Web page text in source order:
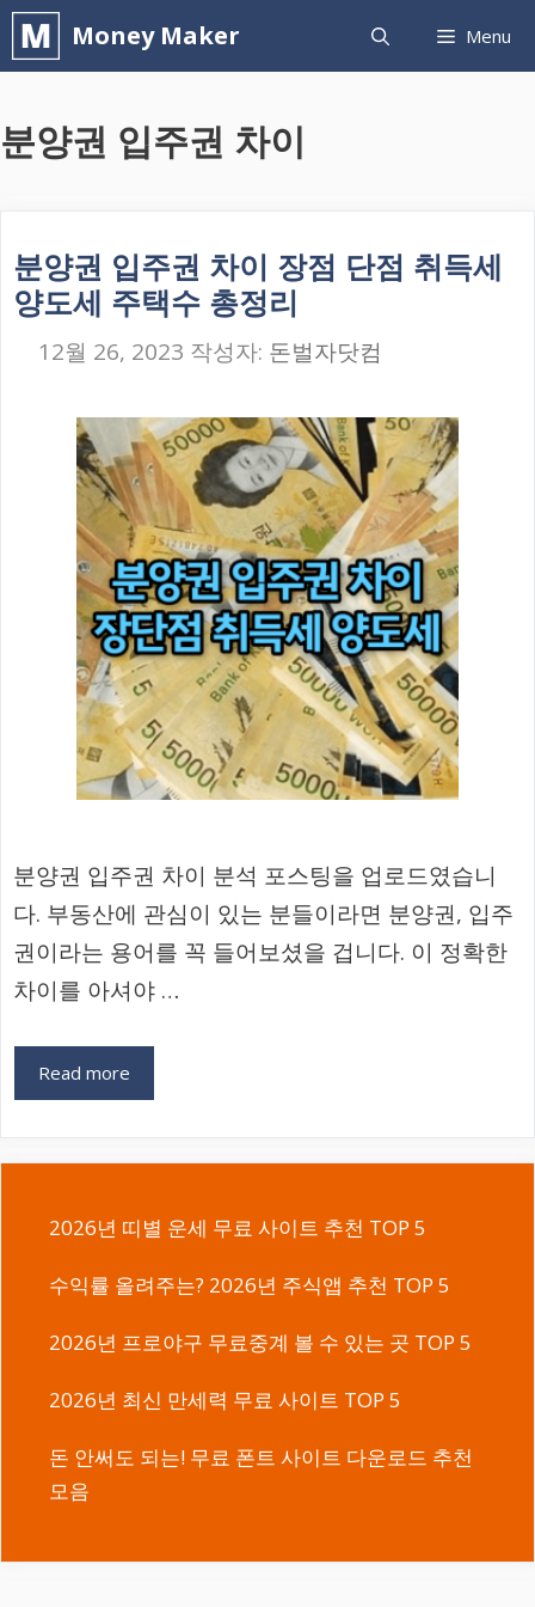
컨
텐
로
뛰
기
Money Maker Menu
분양권 입주권 차이
분양권 입주권 차이 장점 단점 취득세
양도세 주택수 총정리
12월 26, 2023 작성자: 돈벌자닷컴
분양권 입주권 차이 분석 포스팅을 업로드였습니
다. 부동산에 관심이 있는 분들이라면 분양권, 입주
권이라는 용어를 꼭 들어보셨을 겁니다. 이 정확한
차이를 아셔야 …
Read more
2026년 띠별 운세 무료 사이트 추천 TOP 5
수익률 올려주는? 2026년 주식앱 추천 TOP 5
2026년 프로야구 무료중계 볼 수 있는 곳 TOP 5
2026년 최신 만세력 무료 사이트 TOP 5
돈 안써도 되는! 무료 폰트 사이트 다운로드 추천
모음